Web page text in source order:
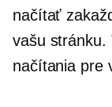
načítať
vašu stránku.
načítania pre